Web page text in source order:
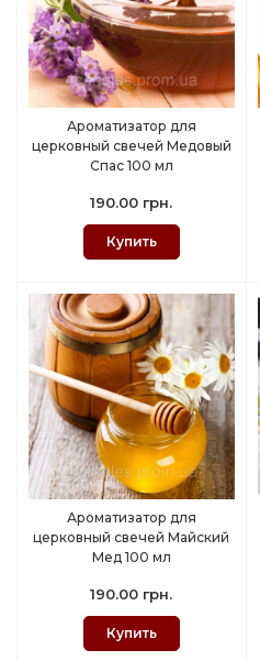
Ароматизатор для
церковный свечей Медовый
Спас 100 мл
190.00 грн.
Купить
Ароматизатор для
церковный свечей Майский
Мед 100 мл
190.00 грн.
Купить